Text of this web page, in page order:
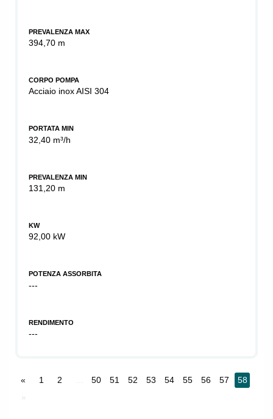
PREVALENZA MAX
394,70 m
CORPO POMPA
Acciaio inox AISI 304
PORTATA MIN
32,40 m³/h
PREVALENZA MIN
131,20 m
KW
92,00 kW
POTENZA ASSORBITA
---
RENDIMENTO
---
« 1 2 50 51 52 53 54 55 56 57
58
»